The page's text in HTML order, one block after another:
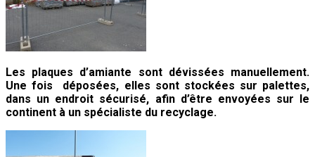
Les plaques d’amiante sont dévissées manuellement.
Une fois déposées, elles sont stockées sur palettes,
dans un endroit sécurisé, afin d’être envoyées sur le
continent à un spécialiste du recyclage.